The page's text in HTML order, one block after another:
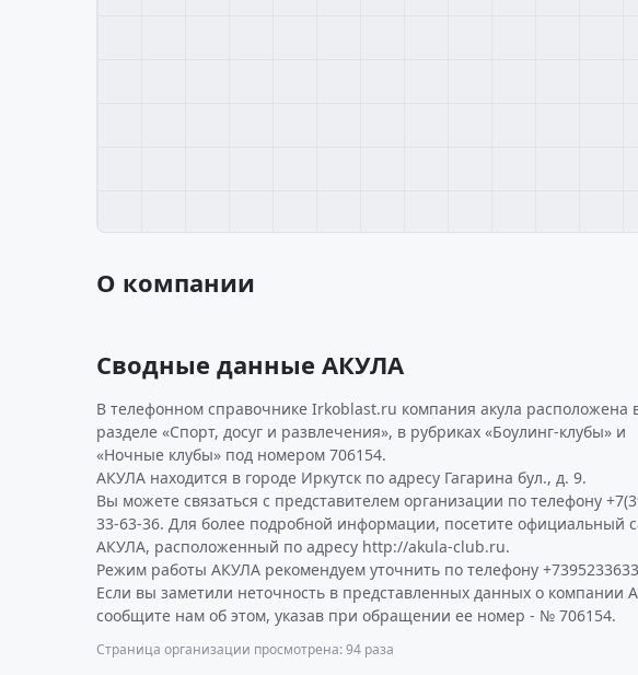
О компании
Сводные данные АКУЛА
В телефонном справочнике Irkoblast.ru компания акула расположена
разделе «Спорт, досуг и развлечения», в рубриках «Боулинг-клубы» и
«Ночные клубы» под номером 706154.
АКУЛА находится в городе Иркутск по адресу Гагарина бул., д. 9.
Вы можете связаться с представителем организации по телефону
33-63-36. Для более подробной информации, посетите официальный
АКУЛА, расположенный по адресу http://akula-club.ru.
Режим работы АКУЛА рекомендуем уточнить по телефону
Если вы заметили неточность в представленных данных о компании
сообщите нам об этом, указав при обращении ее номер - № 706154.
Страница организации просмотрена: 94 раза